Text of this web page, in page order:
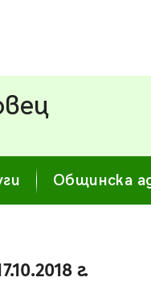
Общинска
г.